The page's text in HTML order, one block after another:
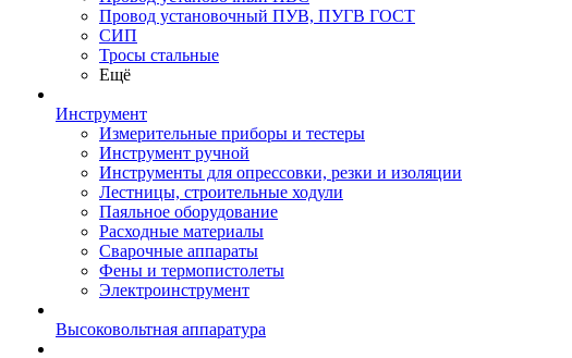
Провод установочный ПУВ, ПУГВ ГОСТ
СИП
Тросы стальные
Ещё
Инструмент
Измерительные приборы и тестеры
Инструмент ручной
Инструменты для опрессовки, резки и изоляции
Лестницы, строительные ходули
Паяльное оборудование
Расходные материалы
Сварочные аппараты
Фены и термопистолеты
Электроинструмент
Высоковольтная аппаратура